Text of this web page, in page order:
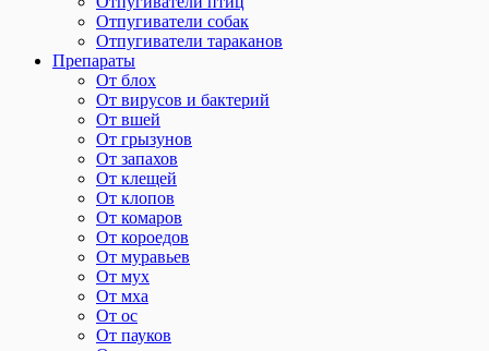
Отпугиватели собак
Отпугиватели тараканов
Препараты
От блох
От вирусов и бактерий
От вшей
От грызунов
От запахов
От клещей
От клопов
От комаров
От короедов
От муравьев
От мух
От мха
От ос
От пауков